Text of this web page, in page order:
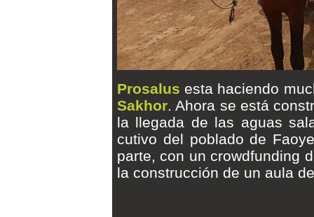
Prosalus esta haciendo
Sakhor. Ahora se está
la llegada de las aguas
cutivo del poblado de
parte, con un crowdfunding
la construcción de un aula